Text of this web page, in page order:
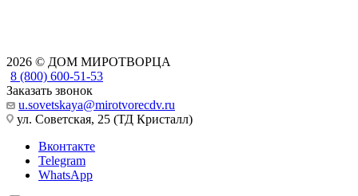
2026 © ДОМ МИРОТВОРЦА
8 (800) 600-51-53
Заказать звонок
u.sovetskaya@mirotvorecdv.ru
ул. Советская, 25 (ТД Кристалл)
Вконтакте
Telegram
WhatsApp